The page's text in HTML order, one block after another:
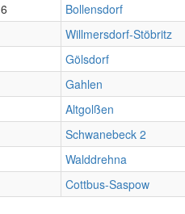
6
Bollensdorf
Willmersdorf-Stöbritz
Gölsdorf
Gahlen
Altgolßen
Schwanebeck 2
Walddrehna
Cottbus-Saspow